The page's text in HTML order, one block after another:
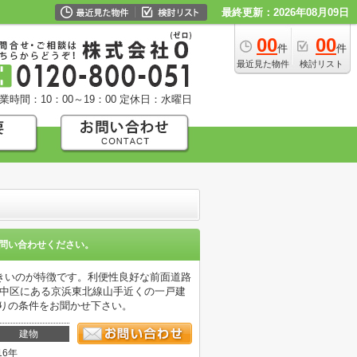
最終更新：2026年08月09日
00件
最近見た物件
00件
検討リスト
時間：10：00～19：00 定休日：水曜日
い合わせください。
のが特徴です。利便性良好な前面道路
区にある京浜東北線山手近くの一戸建
条件をお聞かせ下さい。
建物
年